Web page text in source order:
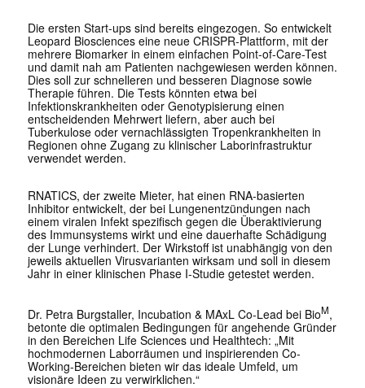
Die ersten Start-ups sind bereits eingezogen. So entwickelt
Leopard Biosciences eine neue CRISPR-Plattform, mit der
mehrere Biomarker in einem einfachen Point-of-Care-Test
und damit nah am Patienten nachgewiesen werden können.
Dies soll zur schnelleren und besseren Diagnose sowie
Therapie führen. Die Tests könnten etwa bei
Infektionskrankheiten oder Genotypisierung einen
entscheidenden Mehrwert liefern, aber auch bei
Tuberkulose oder vernachlässigten Tropenkrankheiten in
Regionen ohne Zugang zu klinischer Laborinfrastruktur
verwendet werden.
RNATICS, der zweite Mieter, hat einen RNA-basierten
Inhibitor entwickelt, der bei Lungenentzündungen nach
einem viralen Infekt spezifisch gegen die Überaktivierung
des Immunsystems wirkt und eine dauerhafte Schädigung
der Lunge verhindert. Der Wirkstoff ist unabhängig von den
jeweils aktuellen Virusvarianten wirksam und soll in diesem
Jahr in einer klinischen Phase I-Studie getestet werden.
Dr. Petra Burgstaller, Incubation & MAxL Co-Lead bei BioM,
betonte die optimalen Bedingungen für angehende Gründer
in den Bereichen Life Sciences und Healthtech: „Mit
hochmodernen Laborräumen und inspirierenden Co-
Working-Bereichen bieten wir das ideale Umfeld, um
visionäre Ideen zu verwirklichen.“